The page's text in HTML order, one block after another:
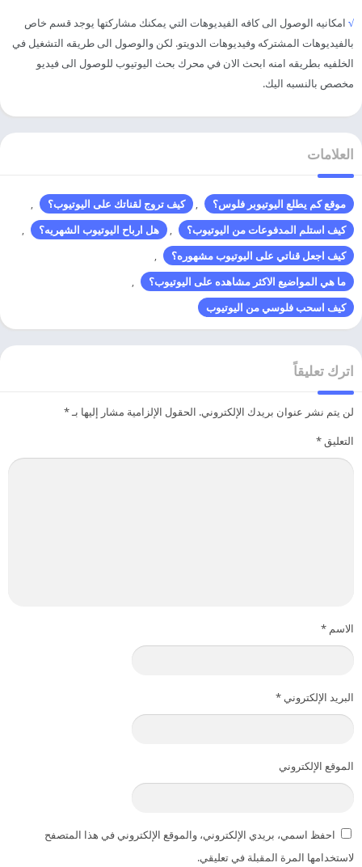
√ امكانيه الوصول الى كافه الفيديوهات التي يمكنك مشاركتها يوجد قسم خاص
بالفيديوهات المشتركه وفيديوهات الدويتو. لكن والوصول الى طريقه التشغيل في
الخلفيه بطريقه امنه ابحث الان في محرك بحث اليوتيوب للوصول الى فيديو
مخصص بالنسبه اليك.
العلامات
موقع كم يطلع اليوتيوبر فلوس؟ , كيف تروج لقناتك على اليوتيوب؟ ,
كيف استلم المدفوعات من اليوتيوب؟ , هل ارباح اليوتيوب الشهريه؟ ,
كيف اجعل قناتي على اليوتيوب مشهوره؟ ,
ما هي المواضيع الاكثر مشاهده على اليوتيوب؟ ,
كيف اسحب فلوسي من اليوتيوب
اترك تعليقاً
لن يتم نشر عنوان بريدك الإلكتروني. الحقول الإلزامية مشار إليها بـ*
التعليق *
الاسم *
البريد الإلكتروني *
الموقع الإلكتروني
احفظ اسمي، بريدي الإلكتروني، والموقع الإلكتروني في هذا المتصفح
لاستخدامها المرة المقبلة في تعليقي.